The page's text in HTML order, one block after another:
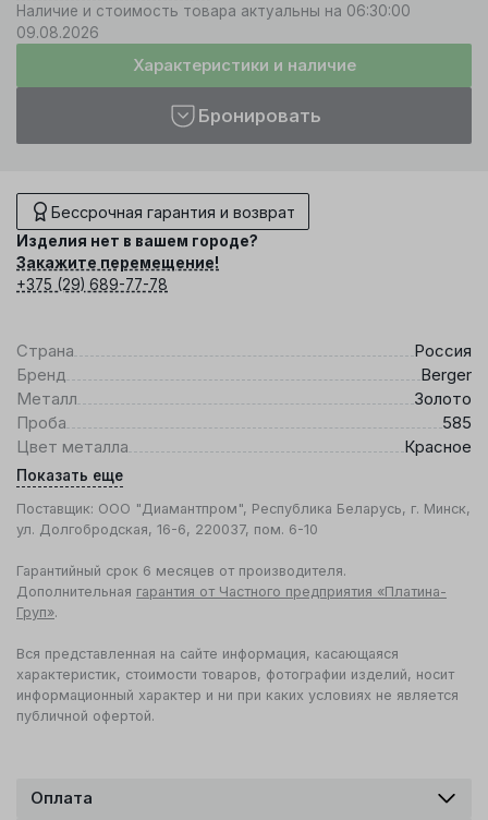
Наличие и стоимость товара актуальны на 06:30:00
09.08.2026
Характеристики и наличие
Бронировать
Бессрочная гарантия и возврат
Изделия нет в вашем городе?
Закажите перемещение!
+375 (29) 689-77-78
Страна
Россия
Бренд
Berger
Металл
Золото
Проба
585
Цвет металла
Красное
Показать еще
Поставщик: ООО "Диамантпром", Республика Беларусь, г. Минск,
ул. Долгобродская, 16-6, 220037, пом. 6-10
Гарантийный срок 6 месяцев от производителя.
Дополнительная гарантия от Частного предприятия «Платина-
Груп».
Вся представленная на сайте информация, касающаяся
характеристик, стоимости товаров, фотографии изделий, носит
информационный характер и ни при каких условиях не является
публичной офертой.
Оплата